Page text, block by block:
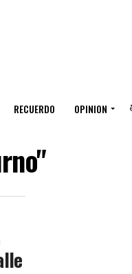
RECUERDO OPINION